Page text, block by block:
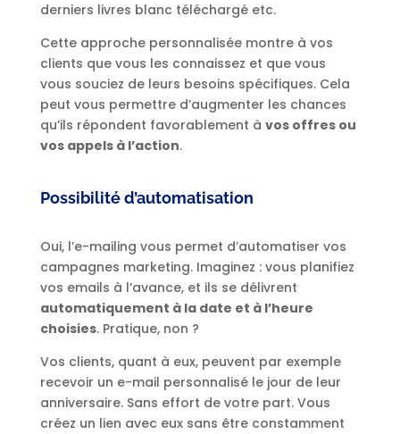
derniers livres blanc téléchargé etc.
Cette approche personnalisée montre à vos
clients que vous les connaissez et que vous
vous souciez de leurs besoins spécifiques. Cela
peut vous permettre d’augmenter les chances
qu’ils répondent favorablement à vos offres ou
vos appels à l’action.
Possibilité d’automatisation
Oui, l’e-mailing vous permet d’automatiser vos
campagnes marketing. Imaginez : vous planifiez
vos emails à l’avance, et ils se délivrent
automatiquement à la date et à l’heure
choisies. Pratique, non ?
Vos clients, quant à eux, peuvent par exemple
recevoir un e-mail personnalisé le jour de leur
anniversaire. Sans effort de votre part. Vous
créez un lien avec eux sans être constamment